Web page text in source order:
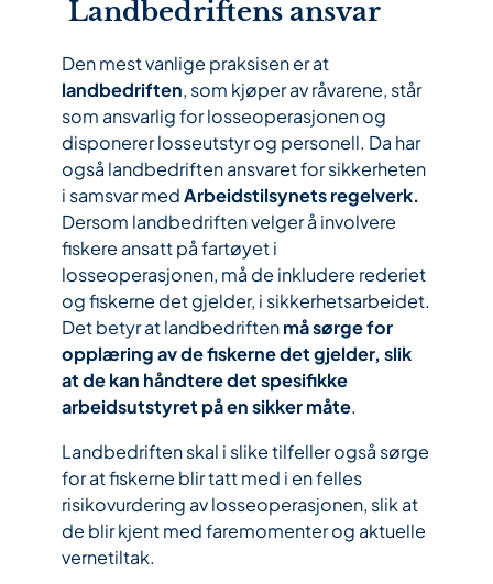
Landbedriftens ansvar
Den mest vanlige praksisen er at
landbedriften, som kjøper av råvarene, står
som ansvarlig for losseoperasjonen og
disponerer losseutstyr og personell. Da har
også landbedriften ansvaret for sikkerheten
i samsvar medArbeidstilsynets regelverk.
Dersom landbedriften velger å involvere
fiskere ansatt på fartøyet i
losseoperasjonen, må de inkludere rederiet
og fiskerne det gjelder, i sikkerhetsarbeidet.
Det betyr at landbedriftenmå sørge for
opplæring av de fiskerne det gjelder, slik
at de kan håndtere det spesifikke
arbeidsutstyret på en sikker måte.
Landbedriften skal i slike tilfeller også sørge
for at fiskerne blir tatt med i en felles
risikovurdering av losseoperasjonen, slik at
de blir kjent med faremomenter og aktuelle
vernetiltak.